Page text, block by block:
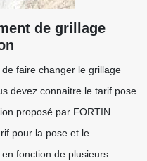
de grillage
faire changer le grillage
devez connaitre le tarif pose
proposé par FORTIN .
pour la pose et le
fonction de plusieurs